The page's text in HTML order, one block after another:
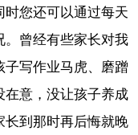
时您还可以通过每天
。曾经有些家长对我
子写作业马虎、磨蹭
在意，没让孩子养成
长到那时再后悔就晚